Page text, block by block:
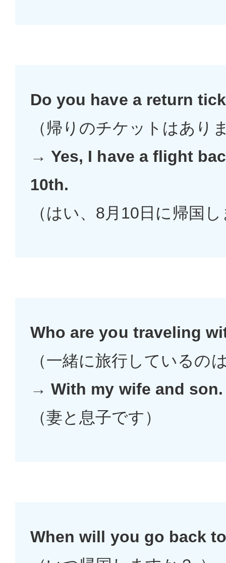
Do you have a return
（帰りのチケットはあり
→Yes, I have a flight
10th.
（はい、8月10日に帰国
Who are you traveling
（一緒に旅行しているの
→With my wife and son.
（妻と息子です）
When will you go back